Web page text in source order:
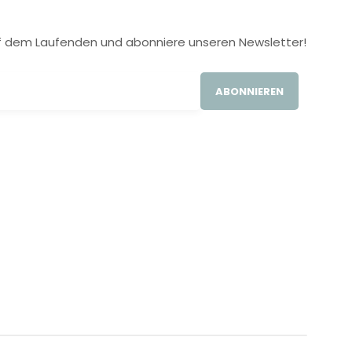
dem Laufenden und abonniere unseren Newsletter!
ABONNIEREN